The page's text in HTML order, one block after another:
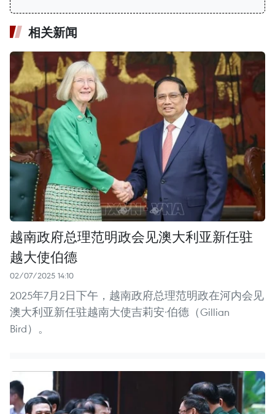
相关新闻
越南政府总理范明政会见澳大利亚新任驻
越大使伯德
02/07/2025 14:10
2025年7月2日下午，越南政府总理范明政在河内会见
澳大利亚新任驻越南大使吉莉安·伯德（Gillian
Bird）。